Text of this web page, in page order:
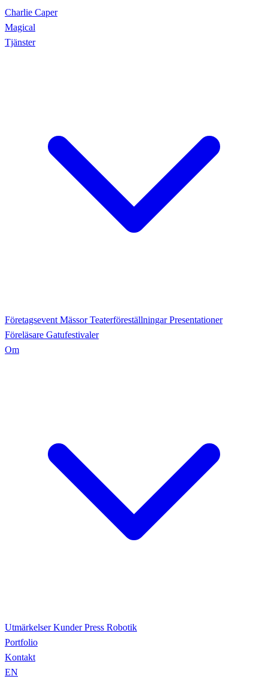
Charlie Caper
Magical
Tjänster
Företagsevent MässorTeaterföreställningarPresentationer
Föreläsare Gatufestivaler
Om
UtmärkelserKunderPress Robotik
Portfolio
Kontakt
EN